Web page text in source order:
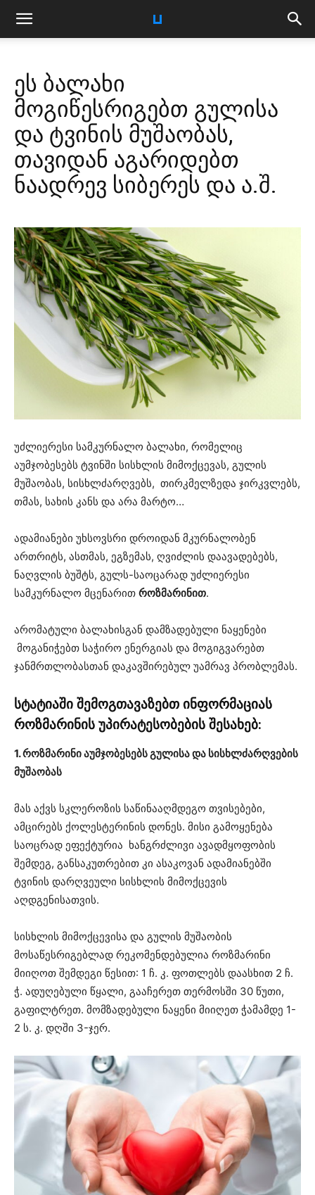
ეს ბალახი
მოგიწესრიგებთ გულისა
და ტვინის მუშაობას,
თავიდან აგარიდებთ
ნაადრევ სიბერეს და ა.შ.
უძლიერესი სამკურნალო ბალახი, რომელიც
აუმჯობესებს ტვინში სისხლის მიმოქცევას, გულის
მუშაობას, სისხლძარღვებს, თირკმელზედა ჯირკვლებს,
თმას, სახის კანს და არა მარტო…
ადამიანები უხსოვსრი დროიდან მკურნალობენ
ართრიტს, ასთმას, ეგზემას, ღვიძლის დაავადებებს,
ნაღვლის ბუშტს, გულს-საოცარად უძლიერესი
სამკურნალო მცენარით როზმარინით.
არომატული ბალახისგან დამზადებული ნაყენები
მოგანიჭებთ საჭირო ენერგიას და მოგიგვარებთ
ჯანმრთლობასთან დაკავშირებულ უამრავ პრობლემას.
სტატიაში შემოგთავაზებთ ინფორმაციას
როზმარინის უპირატესობების შესახებ:
1. როზმარინი აუმჯობესებს გულისა და სისხლძარღვების
მუშაობას
მას აქვს სკლეროზის საწინააღმდეგო თვისებები,
ამცირებს ქოლესტერინის დონეს. მისი გამოყენება
საოცრად ეფექტურია ხანგრძლივი ავადმყოფობის
შემდეგ, განსაკუთრებით კი ასაკოვან ადამიანებში
ტვინის დარღვეული სისხლის მიმოქცევის
აღდგენისათვის.
სისხლის მიმოქცევისა და გულის მუშაობის
მოსაწესრიგებლად რეკომენდებულია როზმარინი
მიიღოთ შემდეგი წესით: 1 ჩ. კ. ფოთლებს დაასხით 2 ჩ.
ჭ. ადუღებული წყალი, გააჩერეთ თერმოსში 30 წუთი,
გაფილტრეთ. მომზადებული ნაყენი მიიღეთ ჭამამდე 1-
2 ს. კ. დღში 3-ჯერ.